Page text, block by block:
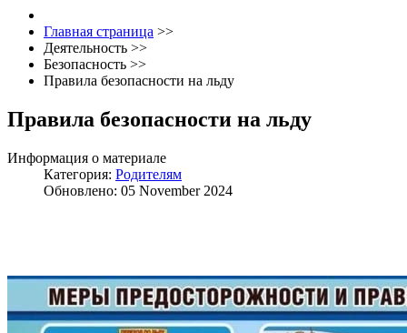
Главная страница >>
Деятельность >>
Безопасность >>
Правила безопасности на льду
Правила безопасности на льду
Информация о материале
Категория: Родителям
Обновлено: 05 November 2024